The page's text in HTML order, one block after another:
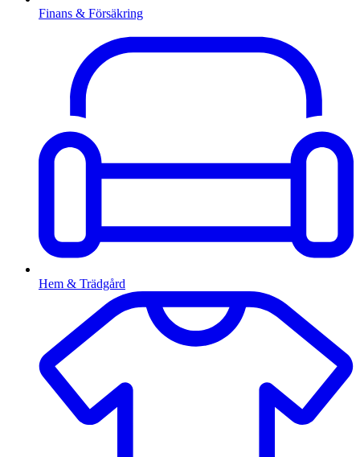
Finans & Försäkring
Hem & Trädgård